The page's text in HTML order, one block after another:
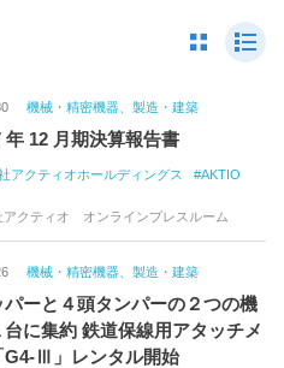
機械・精密機器、製造・建築
年 12 月期決算報告書
アクティオホールディングス AKTIO
アクティオ オンラインプレスルーム
機械・精密機器、製造・建築
パーと４頭タンパーの２つの機
台に集約 鉄道保線用アタッチメ
G4-Ⅲ」レンタル開始